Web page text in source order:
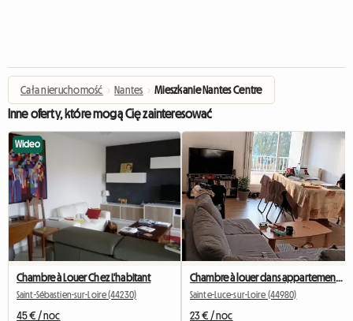
Cała nieruchomość › Nantes › Mieszkanie Nantes Centre
Inne oferty, które mogą Cię zainteresować
Wideo
Chambre à Louer Chez L'habitant
Saint-Sébastien-sur-Loire (44230)
45 € / noc
Sainte-Luce-sur-Loire (44980)
23 € / noc